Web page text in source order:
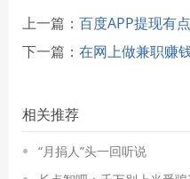
上一篇： 百度APP提现有
下一篇： 在网上做兼职赚
相关推荐
“月捐人”头一回听说